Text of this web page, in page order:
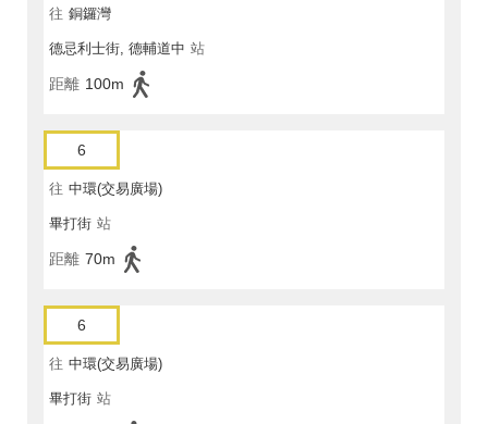
往 銅鑼灣
德忌利士街, 德輔道中 站
距離 100m
6
往 中環(交易廣場)
畢打街 站
距離 70m
6
往 中環(交易廣場)
畢打街 站